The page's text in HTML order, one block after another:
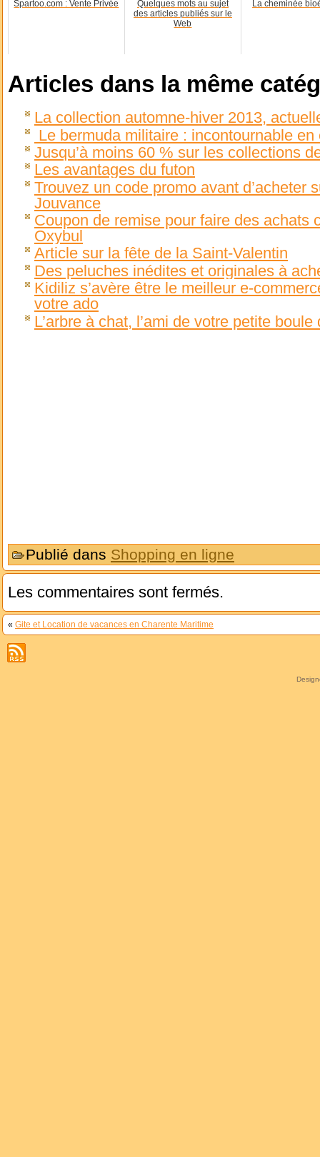
Spartoo.com : Vente Privée
Quelques mots au sujet
des articles publiés sur le
Web
La cheminée
Articles dans la même
La collection automne-hiver 2013,
Le bermuda militaire : incontournable en
Jusqu’à moins 60 % sur les collections
Les avantages du futon
Trouvez un code promo avant d’acheter
Jouvance
Coupon de remise pour faire des achats
Oxybul
Article sur la fête de la Saint-Valentin
Des peluches inédites et originales à
Kidiliz s’avère être le meilleur e-
votre ado
L’arbre à chat, l’ami de votre petite boule
Publié dans Shopping en ligne
Les commentaires sont fermés.
« Gite et Location de vacances en Charente Maritime